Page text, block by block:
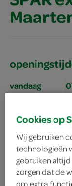
vandaag
dinsdag
woensdag
donderdag
vrijdag
Cookies op
Wij gebruiken
technologieën
gebruiken
zorgen dat de
om extra